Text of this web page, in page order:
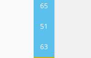
65
51
63